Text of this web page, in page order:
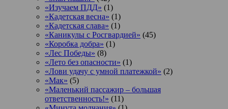
«Изучаем ПДД» (1)
«Кадетская весна» (1)
«Кадетская слава» (1)
«Каникулы с Росгвардией» (45)
«Коробка добра» (1)
«Лес Победы» (8)
«Лето без опасности» (1)
«Лови удачу с умной платежкой» (2)
«Мак» (5)
«Маленький пассажир – большая
ответственность!» (11)